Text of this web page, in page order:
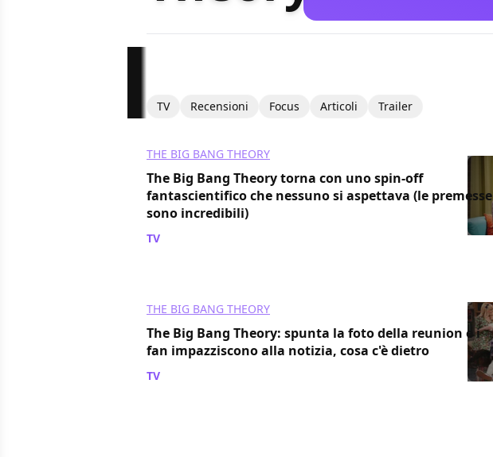
TV Recensioni Focus Articoli Trailer
THE BIG BANG THEORY
The Big Bang Theory torna con uno spin-off
fantascientifico che nessuno si aspettava (le premesse
sono incredibili)
TV
THE BIG BANG THEORY
The Big Bang Theory: spunta la foto della reunion e i
fan impazziscono alla notizia, cosa c'è dietro
TV